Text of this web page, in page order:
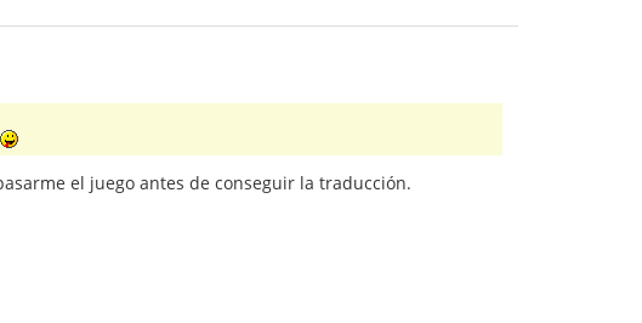
el juego antes de conseguir la traducción.